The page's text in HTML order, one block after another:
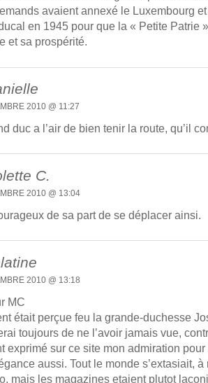
avaient annexé le Luxembourg
en 1945 pour que la « Petite Patrie
et sa prospérité.
2010 @ 11:27
duc a l’air de bien tenir la route, qu’il
C.
2010 @ 13:04
de sa part de se déplacer ainsi.
2010 @ 13:18
MC
était perçue feu la grande-duchesse
toujours de ne l’avoir jamais vue,
exprimé sur ce site mon admiration
aussi. Tout le monde s’extasiait,
mais les magazines etaient plutot